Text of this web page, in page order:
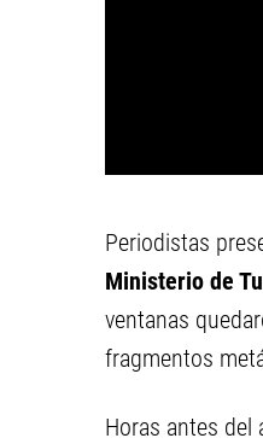
Periodistas
Ministerio de
ventanas
fragmentos
Horas antes del